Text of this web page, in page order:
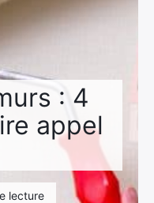
: 4
appel
lecture